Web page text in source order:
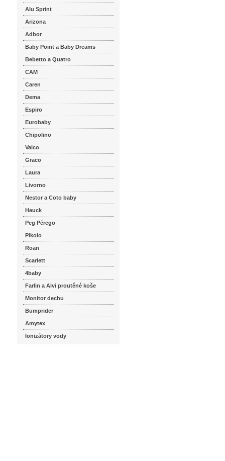
Alu Sprint
Arizona
Adbor
Baby Point a Baby Dreams
Bebetto a Quatro
CAM
Caren
Dema
Espiro
Eurobaby
Chipolino
Valco
Graco
Laura
Livorno
Nestor a Coto baby
Hauck
Peg Pérego
Pikolo
Roan
Scarlett
4baby
Farlin a Alvi proutěné koše
Monitor dechu
Bumprider
Amytex
Ionizátory vody